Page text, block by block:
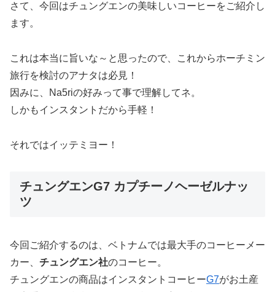
さて、今回はチュングエンの美味しいコーヒーをご紹介し
ます。
これは本当に旨いな～と思ったので、これからホーチミン
旅行を検討のアナタは必見！
因みに、Na5riの好みって事で理解してネ。
しかもインスタントだから手軽！
それではイッテミヨー！
チュングエンG7 カプチーノヘーゼルナッ
ツ
今回ご紹介するのは、ベトナムでは最大手のコーヒーメー
カー、 チュングエン社のコーヒー。
チュングエンの商品はインスタントコーヒーG7がお土産